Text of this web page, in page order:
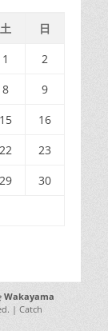
土
日
1
2
8
9
15
16
22
23
29
30
Wakayama
| Catch